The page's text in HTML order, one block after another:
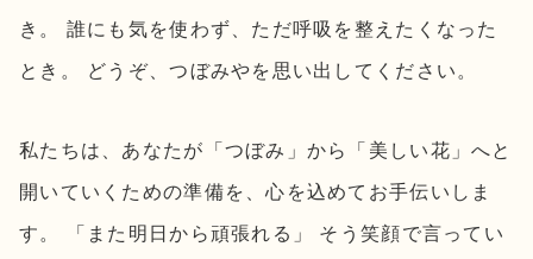
き。 誰にも気を使わず、ただ呼吸を整えたくなった
とき。 どうぞ、つぼみやを思い出してください。
私たちは、あなたが「つぼみ」から「美しい花」へと
開いていくための準備を、心を込めてお手伝いしま
す。 「また明日から頑張れる」 そう笑顔で言ってい